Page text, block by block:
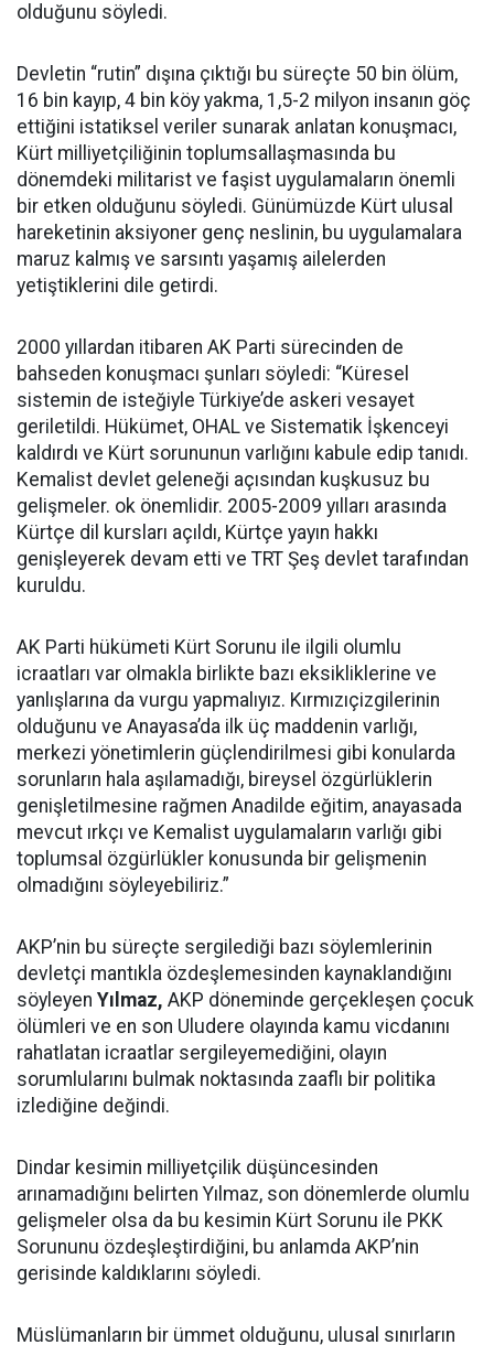
olduğunu söyledi.
Devletin “rutin” dışına çıktığı bu süreçte 50 bin ölüm,
16 bin kayıp, 4 bin köy yakma, 1,5-2 milyon insanın göç
ettiğini istatiksel veriler sunarak anlatan konuşmacı,
Kürt milliyetçiliğinin toplumsallaşmasında bu
dönemdeki militarist ve faşist uygulamaların önemli
bir etken olduğunu söyledi. Günümüzde Kürt ulusal
hareketinin aksiyoner genç neslinin, bu uygulamalara
maruz kalmış ve sarsıntı yaşamış ailelerden
yetiştiklerini dile getirdi.
2000 yıllardan itibaren AK Parti sürecinden de
bahseden konuşmacı şunları söyledi: “Küresel
sistemin de isteğiyle Türkiye’de askeri vesayet
geriletildi. Hükümet, OHAL ve Sistematik İşkenceyi
kaldırdı ve Kürt sorununun varlığını kabule edip tanıdı.
Kemalist devlet geleneği açısından kuşkusuz bu
gelişmeler. ok önemlidir. 2005-2009 yılları arasında
Kürtçe dil kursları açıldı, Kürtçe yayın hakkı
genişleyerek devam etti ve TRT Şeş devlet tarafından
kuruldu.
AK Parti hükümeti Kürt Sorunu ile ilgili olumlu
icraatları var olmakla birlikte bazı eksikliklerine ve
yanlışlarına da vurgu yapmalıyız. Kırmızıçizgilerinin
olduğunu ve Anayasa’da ilk üç maddenin varlığı,
merkezi yönetimlerin güçlendirilmesi gibi konularda
sorunların hala aşılamadığı, bireysel özgürlüklerin
genişletilmesine rağmen Anadilde eğitim, anayasada
mevcut ırkçı ve Kemalist uygulamaların varlığı gibi
toplumsal özgürlükler konusunda bir gelişmenin
olmadığını söyleyebiliriz.”
AKP’nin bu süreçte sergilediği bazı söylemlerinin
devletçi mantıkla özdeşlemesinden kaynaklandığını
söyleyen Yılmaz, AKP döneminde gerçekleşen çocuk
ölümleri ve en son Uludere olayında kamu vicdanını
rahatlatan icraatlar sergileyemediğini, olayın
sorumlularını bulmak noktasında zaaflı bir politika
izlediğine değindi.
Dindar kesimin milliyetçilik düşüncesinden
arınamadığını belirten Yılmaz, son dönemlerde olumlu
gelişmeler olsa da bu kesimin Kürt Sorunu ile PKK
Sorununu özdeşleştirdiğini, bu anlamda AKP’nin
gerisinde kaldıklarını söyledi.
Müslümanların bir ümmet olduğunu, ulusal sınırların